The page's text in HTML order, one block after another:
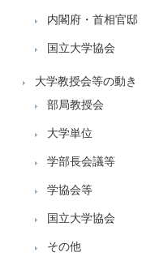
内閣府・首相官邸
国立大学協会
大学教授会等の動き
部局教授会
大学単位
学部長会議等
学協会等
国立大学協会
その他